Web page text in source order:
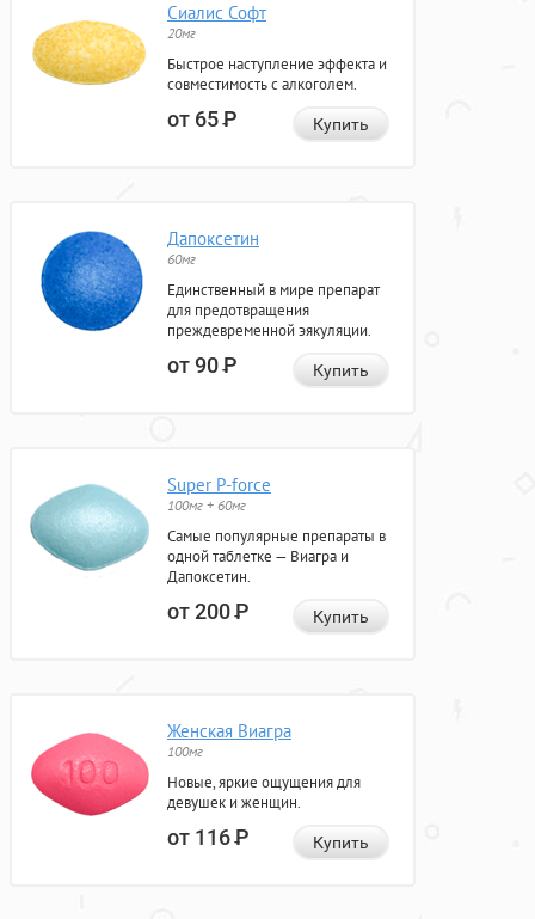
Сиалис Софт
20мг
Быстрое наступление эффекта и
совместимость с алкоголем.
от 65Р Купить
Дапоксетин
60мг
Единственный в мире препарат
для предотвращения
преждевременной эякуляции.
от 90Р Купить
Super P-force
100мг + 60мг
Самые популярные препараты в
одной таблетке — Виагра и
Дапоксетин.
от 200Р Купить
Женская Виагра
100мг
Новые, яркие ощущения для
девушек и женщин.
от 116Р Купить